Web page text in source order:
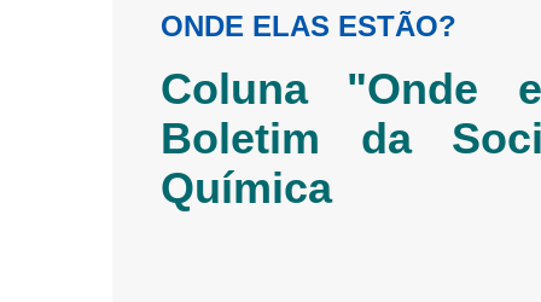
ONDE ELAS ESTÃO?
Coluna "Onde
Boletim da
Química